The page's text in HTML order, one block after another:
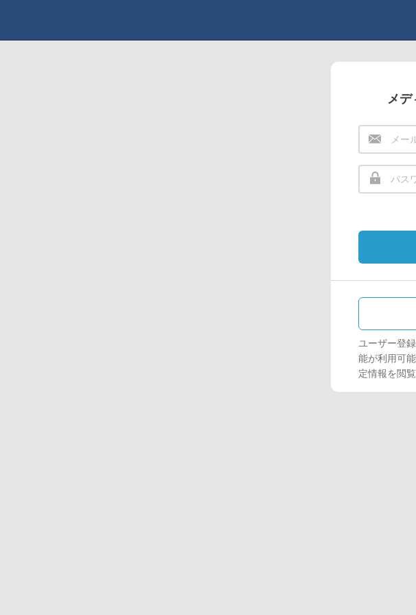
メデ
ユーザー登
能が利用可能
定情報を閲覧